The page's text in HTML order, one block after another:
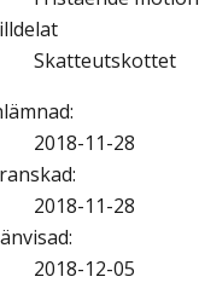
Skatteutskottet
:
2018-11-28
:
2018-11-28
:
2018-12-05